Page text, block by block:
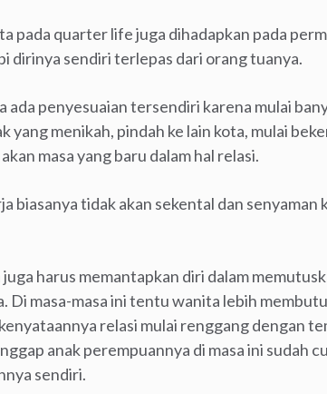
pada quarter life juga dihadapkan pada
dirinya sendiri terlepas dari orang tuanya.
ada penyesuaian tersendiri karena mulai
yang menikah, pindah ke lain kota, mulai
masa yang baru dalam hal relasi.
biasanya tidak akan sekental dan senyaman
harus memantapkan diri dalam
masa-masa ini tentu wanita lebih
relasi mulai renggang dengan
anak perempuannya di masa ini sudah
sendiri.